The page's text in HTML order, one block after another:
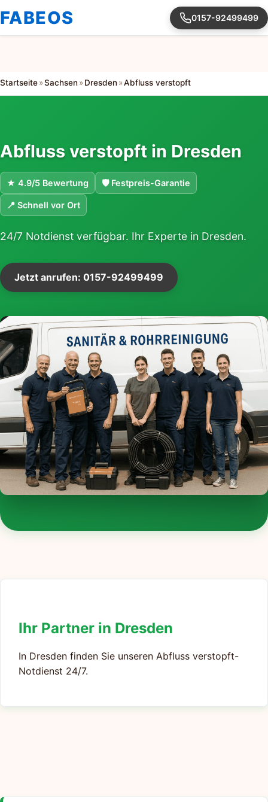
FABEOS 0157-92499499
Startseite»Sachsen» Dresden»Abfluss verstopft
Abfluss verstopft in Dresden
★ 4.9/5 Bewertung 🛡 Festpreis-Garantie
📍 Schnell vor Ort
24/7 Notdienst verfügbar. Ihr Experte in Dresden.
Jetzt anrufen: 0157-92499499
Ihr Partner in Dresden
In Dresden finden Sie unseren Abfluss verstopft-
Notdienst 24/7.